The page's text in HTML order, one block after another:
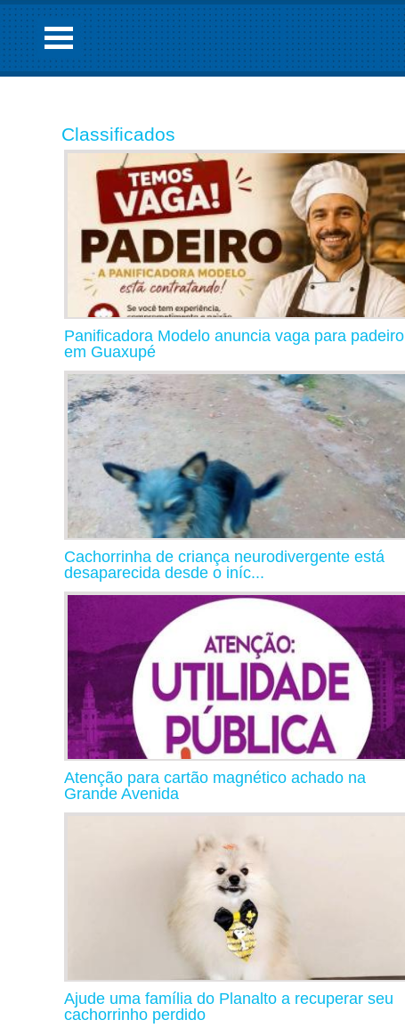
Classificados
Panificadora Modelo anuncia vaga para padeiro
em Guaxupé
Cachorrinha de criança neurodivergente está
desaparecida desde o iníc...
Atenção para cartão magnético achado na
Grande Avenida
Ajude uma família do Planalto a recuperar seu
cachorrinho perdido